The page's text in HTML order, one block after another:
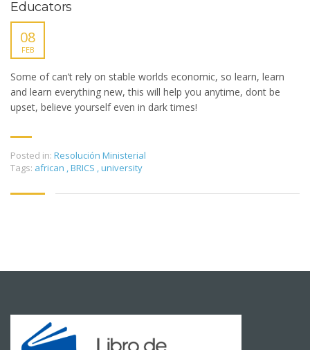
Educators
08
FEB
Some of can’t rely on stable worlds economic, so learn, learn
and learn everything new, this will help you anytime, dont be
upset, believe yourself even in dark times!
Posted in: Resolución Ministerial
Tags: african ,BRICS ,university